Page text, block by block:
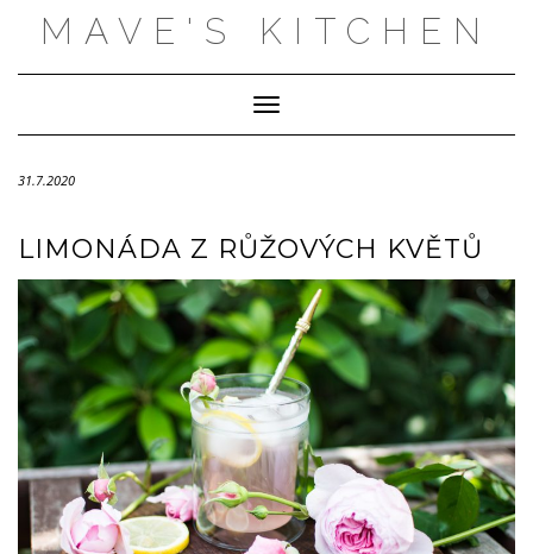
content
MAVE'S KITCHEN
Toggle Navigation
31.7.2020
LIMONÁDA Z RŮŽOVÝCH KVĚTŮ